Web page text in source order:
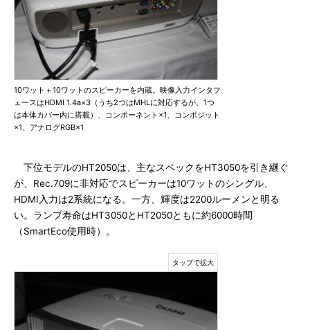
10ワット＋10ワットのスピーカーを内蔵。映像入力インタフ
ェースはHDMI 1.4a×3（うち2つはMHLに対応するが、1つ
は本体カバー内に搭載）、コンポーネント×1、コンポジット
×1、アナログRGB×1
下位モデルのHT2050は、主なスペックをHT3050を引き継ぐ
が、Rec.709に非対応でスピーカーは10ワットのシングル、
HDMI入力は2系統になる。一方、輝度は2200ルーメンと明る
い。ランプ寿命はHT3050とHT2050ともに約6000時間
（SmartEco使用時）。